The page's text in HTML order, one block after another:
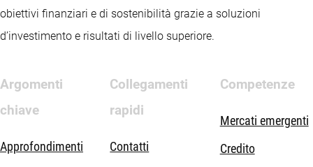
obiettivi finanziari e di sostenibilità grazie a soluzioni
d’investimento e risultati di livello superiore.
Argomenti
chiave
Approfondimenti
Collegamenti
rapidi
Contatti
Competenze
Mercati emergenti
Credito